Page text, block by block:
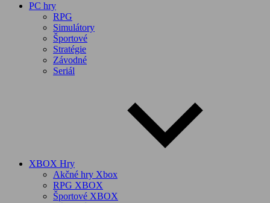
PC hry
RPG
Simulátory
Športové
Stratégie
Závodné
Seriál
XBOX Hry
Akčné hry Xbox
RPG XBOX
Športové XBOX